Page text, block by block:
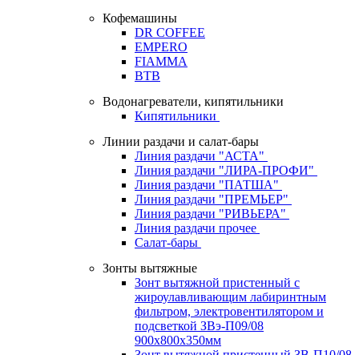
Кофемашины
DR COFFEE
EMPERO
FIAMMA
BTB
Водонагреватели, кипятильники
Кипятильники
Линии раздачи и салат-бары
Линия раздачи "АСТА"
Линия раздачи "ЛИРА-ПРОФИ"
Линия раздачи "ПАТША"
Линия раздачи "ПРЕМЬЕР"
Линия раздачи "РИВЬЕРА"
Линия раздачи прочее
Салат-бары
Зонты вытяжные
Зонт вытяжной пристенный с
жироулавливающим лабиринтным
фильтром, электровентилятором и
подсветкой ЗВэ-П09/08
900х800х350мм